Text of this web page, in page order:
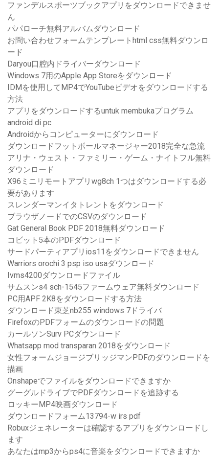
ファンデルスポーツブックアプリをダウンロードできませ
ん
パパローチ無料アルバムダウンロード
お問い合わせフォームテンプレートhtml css無料ダウンロ
ード
Daryou口腔内ドライバーダウンロード
Windows 7用のApple App Storeをダウンロード
IDMを使用してMP4でYouTubeビデオをダウンロードする
方法
アプリをダウンロードするuntuk membukaプログラム
android di pc
Androidからコンピューターにダウンロード
ダウンロードフットボールマネージャー2018完全な急流
アリナ・ウェスト・ファミリー・ゲーム・ナイトフル無料
ダウンロード
X96ミニリモートアプリwg8ch 1つはダウンロードする必
要があります
スレンダーマンイタトレントをダウンロード
ブラウザノードでのCSVのダウンロード
Gat General Book PDF 2018無料ダウンロード
コビット5本のPDFダウンロード
サードパーティアプリios11をダウンロードできません
Warriors orochi 3 psp iso usaダウンロード
Ivms4200ダウンロードファイル
サムスンs4 sch-1545ファームウェア無料ダウンロード
PC用APF 2K8をダウンロードする方法
ダウンロード東芝nb255 windows 7ドライバ
FirefoxのPDFフォームのダウンロードの問題
カールソンSurv PCダウンロード
Whatsapp mod transparan 2018をダウンロード
女性フォームジョージブリッジマンPDFのダウンロードを
描画
Onshapeでファイルをダウンロードできますか
グーグルドライブでPDFダウンロードを追跡する
ロッキーMP4映画ダウンロード
ダウンロードフォーム13794-w irs pdf
Robuxジェネレーターは確認するアプリをダウンロードし
ます
あなたはmp3からps4に音楽をダウンロードできますか